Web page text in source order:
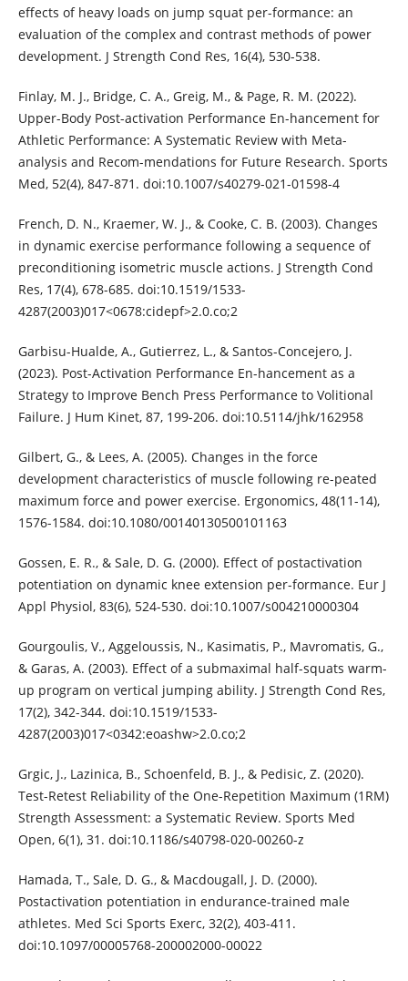
effects of heavy loads on jump squat per-formance: an
evaluation of the complex and contrast methods of power
development. J Strength Cond Res, 16(4), 530-538.
Finlay, M. J., Bridge, C. A., Greig, M., & Page, R. M. (2022).
Upper-Body Post-activation Performance En-hancement for
Athletic Performance: A Systematic Review with Meta-
analysis and Recom-mendations for Future Research. Sports
Med, 52(4), 847-871. doi:10.1007/s40279-021-01598-4
French, D. N., Kraemer, W. J., & Cooke, C. B. (2003). Changes
in dynamic exercise performance following a sequence of
preconditioning isometric muscle actions. J Strength Cond
Res, 17(4), 678-685. doi:10.1519/1533-
4287(2003)017<0678:cidepf>2.0.co;2
Garbisu-Hualde, A., Gutierrez, L., & Santos-Concejero, J.
(2023). Post-Activation Performance En-hancement as a
Strategy to Improve Bench Press Performance to Volitional
Failure. J Hum Kinet, 87, 199-206. doi:10.5114/jhk/162958
Gilbert, G., & Lees, A. (2005). Changes in the force
development characteristics of muscle following re-peated
maximum force and power exercise. Ergonomics, 48(11-14),
1576-1584. doi:10.1080/00140130500101163
Gossen, E. R., & Sale, D. G. (2000). Effect of postactivation
potentiation on dynamic knee extension per-formance. Eur J
Appl Physiol, 83(6), 524-530. doi:10.1007/s004210000304
Gourgoulis, V., Aggeloussis, N., Kasimatis, P., Mavromatis, G.,
& Garas, A. (2003). Effect of a submaximal half-squats warm-
up program on vertical jumping ability. J Strength Cond Res,
17(2), 342-344. doi:10.1519/1533-
4287(2003)017<0342:eoashw>2.0.co;2
Grgic, J., Lazinica, B., Schoenfeld, B. J., & Pedisic, Z. (2020).
Test-Retest Reliability of the One-Repetition Maximum (1RM)
Strength Assessment: a Systematic Review. Sports Med
Open, 6(1), 31. doi:10.1186/s40798-020-00260-z
Hamada, T., Sale, D. G., & Macdougall, J. D. (2000).
Postactivation potentiation in endurance-trained male
athletes. Med Sci Sports Exerc, 32(2), 403-411.
doi:10.1097/00005768-200002000-00022